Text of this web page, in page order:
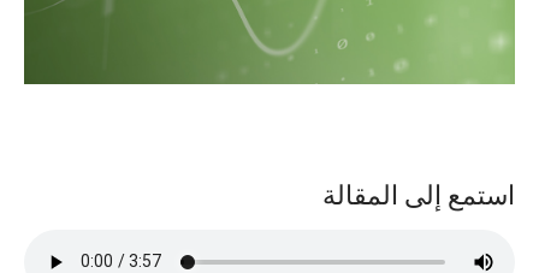
استمع إلى المقالة